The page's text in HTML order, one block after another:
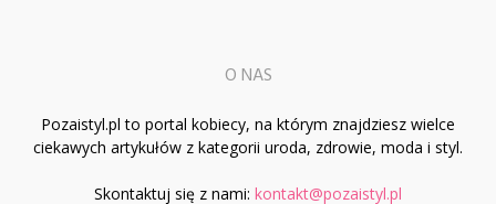
O NAS
Pozaistyl.pl to portal kobiecy, na którym znajdziesz wielce
ciekawych artykułów z kategorii uroda, zdrowie, moda i styl.
Skontaktuj się z nami: kontakt@pozaistyl.pl